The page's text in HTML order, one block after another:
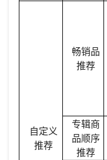
自定义
推荐
畅销品
推荐
专辑商
品顺序
推荐